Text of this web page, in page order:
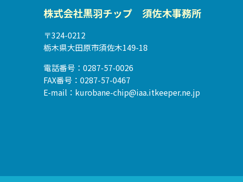
株式会社黒羽チップ 須佐木事務所
〒324-0212
栃木県大田原市須佐木149-18
電話番号：0287-57-0026
FAX番号：0287-57-0467
E-mail：kurobane-chip@iaa.itkeeper.ne.jp